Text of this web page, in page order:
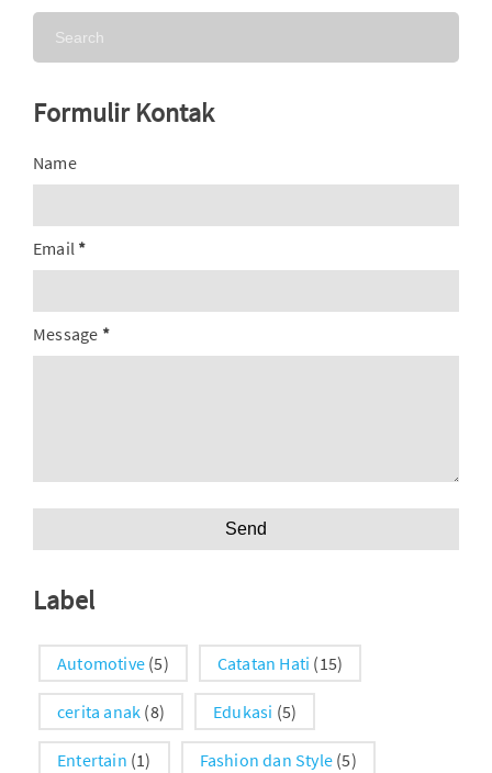
Formulir Kontak
Name
Email *
Message *
Label
Automotive (5) Catatan Hati (15)
cerita anak (8) Edukasi (5)
Entertain (1) Fashion dan Style (5)